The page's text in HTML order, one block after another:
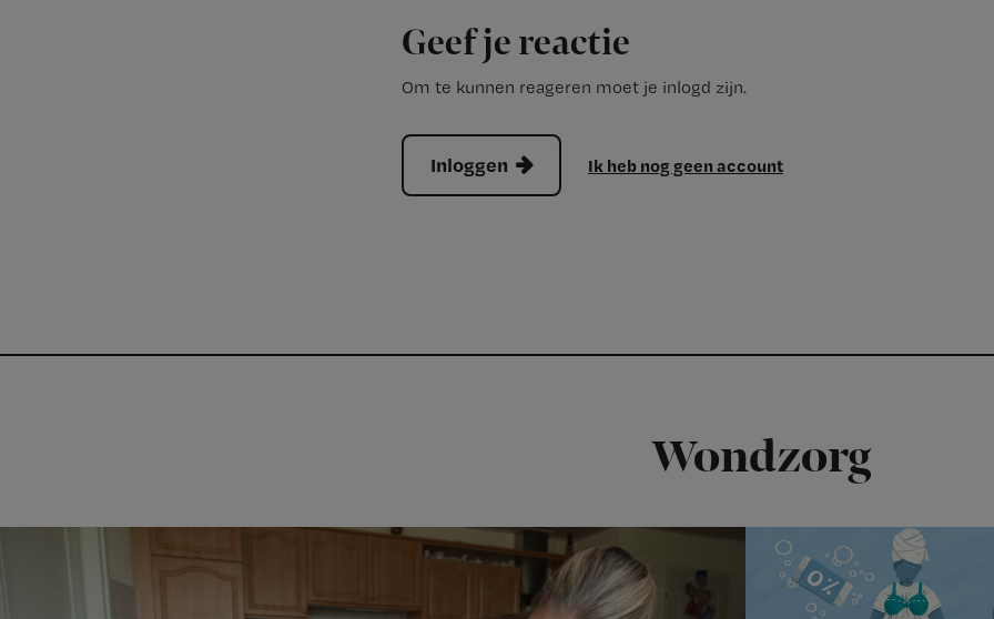
Geef je reactie
Om te kunnen reageren moet je inlogd zijn.
Inloggen Ik heb nog geen account
Wondzorg